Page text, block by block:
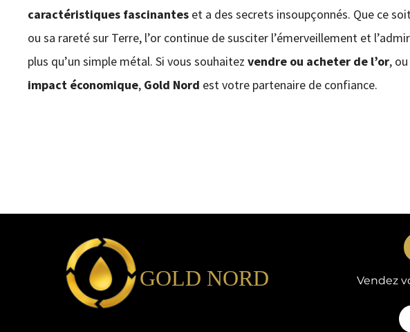
caractéristiques fascinanteset a des secrets insoupçonnés. Que ce
ou sa rareté sur Terre, l’or continue de susciter l’émerveillement et
plus qu’un simple métal. Si vous souhaitez vendre ou acheter de l’or,
impact économique, Gold Nord est votre partenaire de confiance.
GOLD NORD Vendez